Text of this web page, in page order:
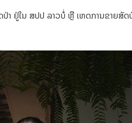
ປ່າ ຢູ່ໃນ ສປປ ລາວບໍ່ ຫຼື ເຫດການຂາຍສັ